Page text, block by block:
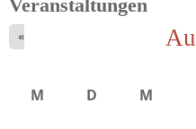
Veranstaltungen
«
M D M